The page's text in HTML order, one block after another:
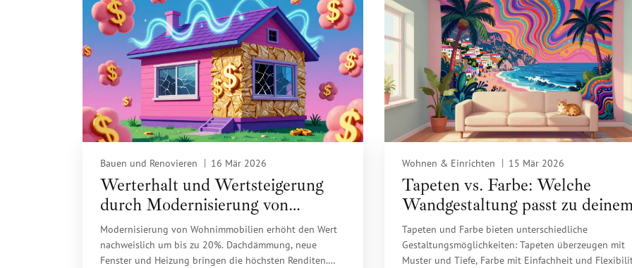
Bauen und Renovieren 16 Mär 2026
Werterhalt und Wertsteigerung
durch Modernisierung von
Wohnimmobilien: Was wirklich
zahlt sich aus
Modernisierung von Wohnimmobilien erhöht den Wert
nachweislich um bis zu 20%. Dachdämmung, neue
Fenster und Heizung bringen die höchsten Renditen.
Wohnen & Einrichten 15 Mär 2026
Tapeten vs. Farbe: Welche
Wandgestaltung passt zu
Stil?
Tapeten und Farbe bieten unterschiedliche
Gestaltungsmöglichkeiten: Tapeten überzeugen mit
Muster und Tiefe, Farbe mit Einfachheit und